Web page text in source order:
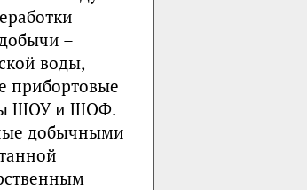
–
воды,
прибортовые
ШОУ и ШОФ.
добычными